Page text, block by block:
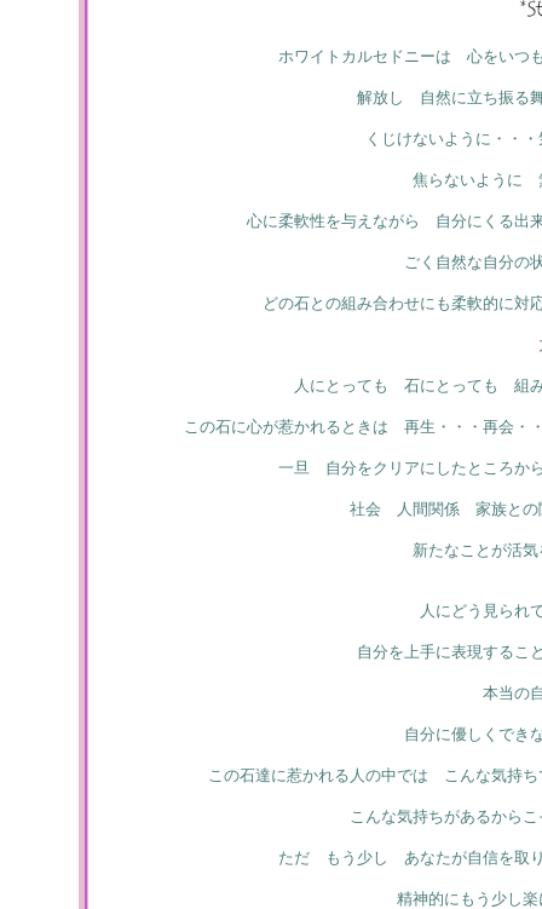
ホワイトカルセドニーは 心をいつ
解放し 自然に立ち振る
くじけないように・・
焦らないように
心に柔軟性を与えながら 自分にくる出
ごく自然な自分の
どの石との組み合わせにも柔軟的に
人にとっても 石にとっても 組み
この石に心が惹かれるときは 再生・・・再会・
一旦 自分をクリアにしたところ
社会 人間関係 家族との
新たなことが活
人にどう見られ
自分を上手に表現するこ
本当の
自分に優しくでき
この石達に惹かれる人の中では こんな気持
こんな気持ちがあるから
ただ もう少し あなたが自信を取
精神的にもう少し